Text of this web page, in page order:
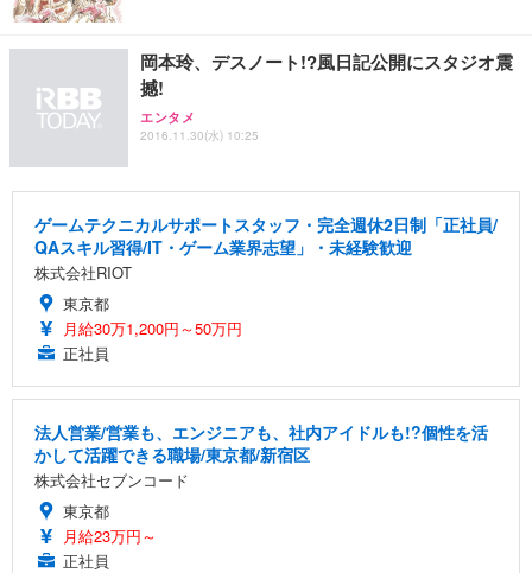
岡本玲、デスノート!?風日記公開にスタジオ震
撼!
エンタメ
2016.11.30(水) 10:25
ゲームテクニカルサポートスタッフ・完全週休2日制「正社員/
QAスキル習得/IT・ゲーム業界志望」・未経験歓迎
株式会社RIOT
東京都
月給30万1,200円～50万円
正社員
法人営業/営業も、エンジニアも、社内アイドルも!?個性を活
かして活躍できる職場/東京都/新宿区
株式会社セブンコード
東京都
月給23万円～
正社員